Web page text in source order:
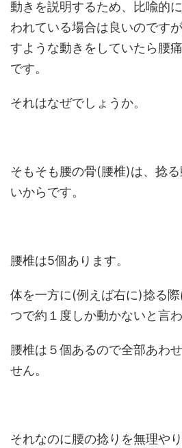
動きを説明するため、比喩的
われている場合は良いのです
すような動きをしていたら腰
です。
それはなぜでしょうか。
そもそも腰の骨(腰椎)は、捻
いからです。
腰椎は5個あります。
体を一方に(例えば右に)捻る
つで約１度しか動かないと言わ
腰椎は５個あるので全部あわ
せん。
それなのに腰の捻りを無理や